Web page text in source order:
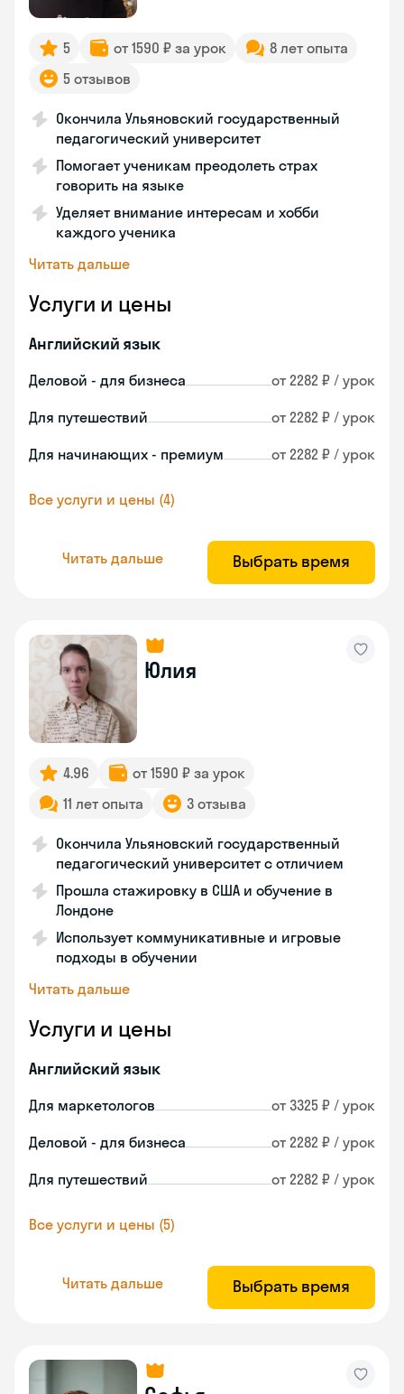
5 от 1590 ₽ за урок
8 лет опыта
5 отзывов
Окончила Ульяновский государственный
педагогический университет
Помогает ученикам преодолеть страх
говорить на языке
Уделяет внимание интересам и хобби
каждого ученика
Читать дальше
Услуги и цены
Английский язык
Деловой - для бизнеса от 2282 ₽ / урок
Для путешествий от 2282 ₽ / урок
Для начинающих - премиум от 2282 ₽ / урок
Все услуги и цены (4)
Читать дальше Выбрать время
Юлия
4.96
от 1590 ₽ за урок
11 лет опыта
3 отзыва
Окончила Ульяновский государственный
педагогический университет с отличием
Прошла стажировку в США и обучение в
Лондоне
Использует коммуникативные и игровые
подходы в обучении
Читать дальше
Услуги и цены
Английский язык
Для маркетологов от 3325 ₽ / урок
Деловой - для бизнеса от 2282 ₽ / урок
Для путешествий от 2282 ₽ / урок
Все услуги и цены (5)
Читать дальше Выбрать время